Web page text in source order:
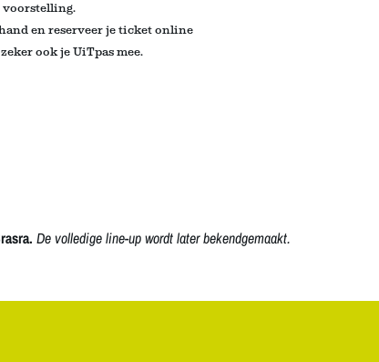
voorstelling.
en reserveer je ticket online
ook je UiTpas mee.
De volledige line-up wordt later bekendgemaakt.